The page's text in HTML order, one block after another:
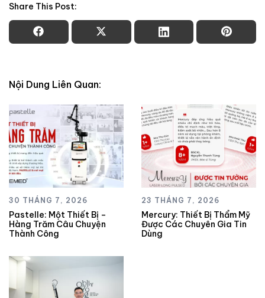
Share This Post:
Nội Dung Liên Quan:
30 THÁNG 7, 2026
Pastelle: Một Thiết Bị –
Hàng Trăm Câu Chuyện
Thành Công
23 THÁNG 7, 2026
Mercury: Thiết Bị Thẩm Mỹ
Được Các Chuyên Gia Tin
Dùng